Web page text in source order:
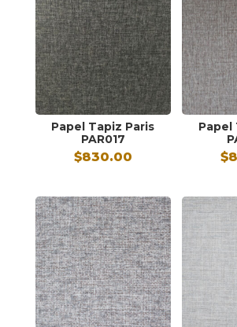
Papel Tapiz Paris
PAR017
$830.00
Papel
$